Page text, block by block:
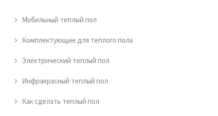
Мобильный теплый пол
Комплектующие для теплого пола
Электрический теплый пол
Инфракрасный теплый пол
Как сделать теплый пол